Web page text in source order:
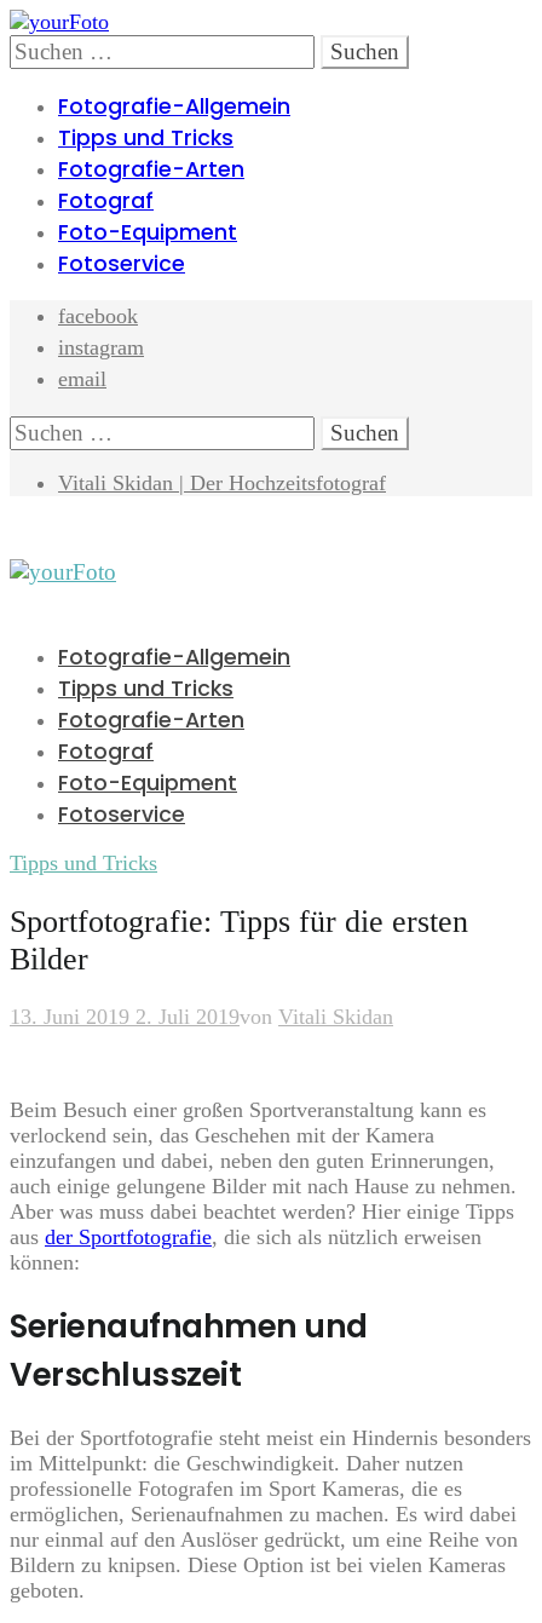
Skip
to
navigation
Skip
to
content
Search
Suchen
nach:
Fotografie-Allgemein
Tipps und Tricks
Fotografie-Arten
Fotograf
Foto-Equipment
Fotoservice
facebook
instagram
email
Search
Suchen
nach:
Vitali Skidan | Der Hochzeitsfotograf
Fotografie-Allgemein
Tipps und Tricks
Fotografie-Arten
Fotograf
Foto-Equipment
Fotoservice
Tipps und Tricks
Sportfotografie: Tipps für die ersten
Bilder
13. Juni 2019 2. Juli 2019von Vitali Skidan
Beim Besuch einer großen Sportveranstaltung kann es
verlockend sein, das Geschehen mit der Kamera
einzufangen und dabei, neben den guten Erinnerungen,
auch einige gelungene Bilder mit nach Hause zu nehmen.
Aber was muss dabei beachtet werden? Hier einige Tipps
aus der Sportfotografie, die sich als nützlich erweisen
können:
Serienaufnahmen und
Verschlusszeit
Bei der Sportfotografie steht meist ein Hindernis besonders
im Mittelpunkt: die Geschwindigkeit. Daher nutzen
professionelle Fotografen im Sport Kameras, die es
ermöglichen, Serienaufnahmen zu machen. Es wird dabei
nur einmal auf den Auslöser gedrückt, um eine Reihe von
Bildern zu knipsen. Diese Option ist bei vielen Kameras
geboten.